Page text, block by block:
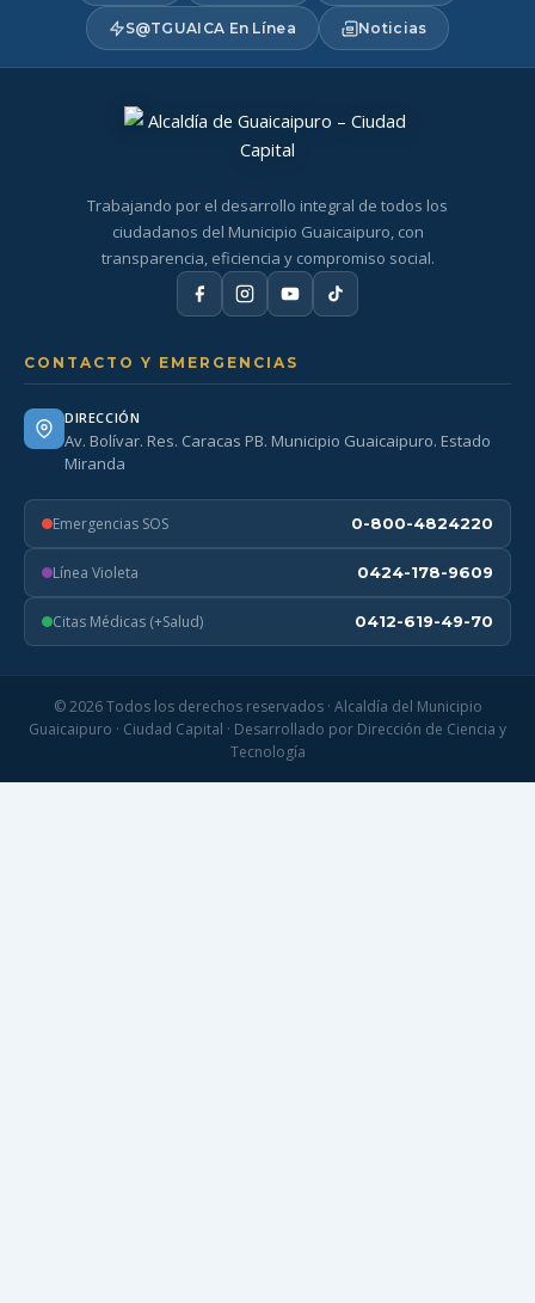
S@TGUAICA En Línea Noticias
Trabajando por el desarrollo integral de todos los
ciudadanos del Municipio Guaicaipuro, con
transparencia, eficiencia y compromiso social.
CONTACTO Y EMERGENCIAS
DIRECCIÓN
Av. Bolívar. Res. Caracas PB. Municipio Guaicaipuro. Estado
Miranda
Emergencias SOS 0-800-4824220
Línea Violeta 0424-178-9609
Citas Médicas (+Salud) 0412-619-49-70
© 2026 Todos los derechos reservados · Alcaldía del Municipio
Guaicaipuro · Ciudad Capital · Desarrollado por Dirección de Ciencia y
Tecnología